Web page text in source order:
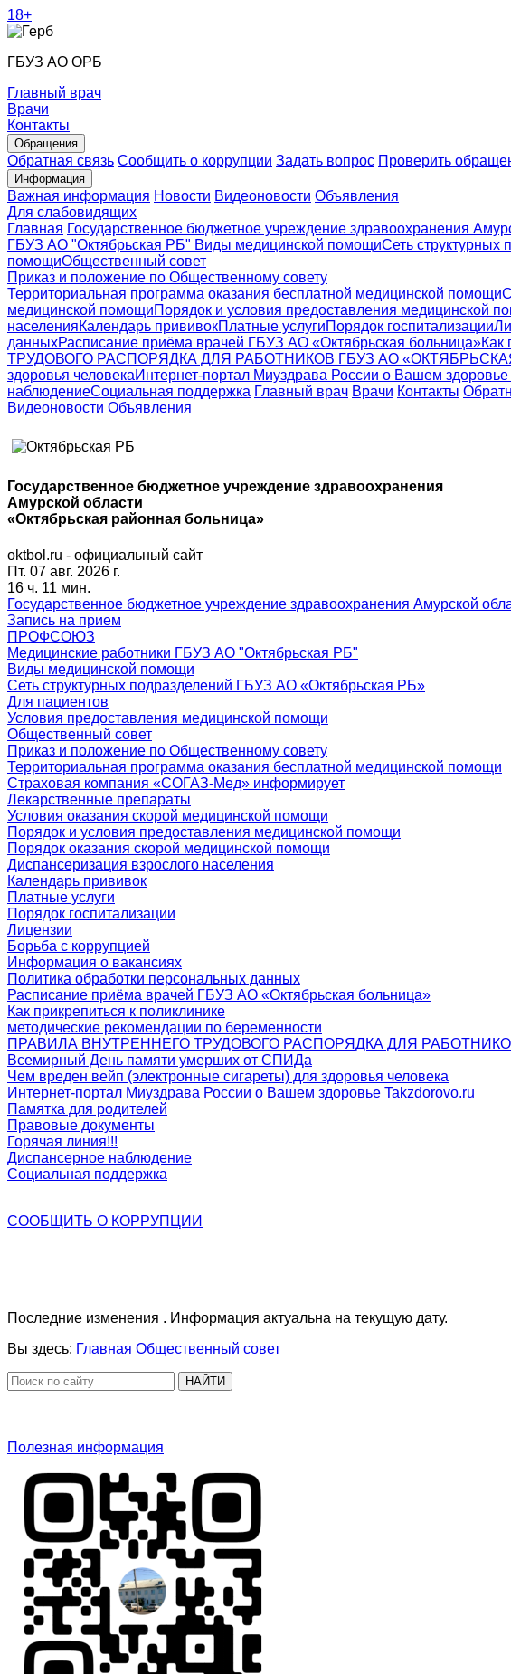
18+
ГБУЗ АО ОРБ
Главный врач
Врачи
Контакты
Обращения
Обратная связь Сообщить о коррупции Задать вопрос Проверить
Информация
Важная информация Новости Видеоновости Объявления
Для слабовидящих
Главная Государственное бюджетное учреждение здравоохранения
ГБУЗ АО "Октябрьская РБ" Виды медицинской помощиСеть
помощиОбщественный совет
Приказ и положение по Общественному совету
Территориальная программа оказания бесплатной медицинской помощи
медицинской помощиПорядок и условия предоставления медицинской
населенияКалендарь прививокПлатные услугиПорядок госпитализации
данныхРасписание приёма врачей ГБУЗ АО «Октябрьская больница»Как
ТРУДОВОГО РАСПОРЯДКА ДЛЯ РАБОТНИКОВ ГБУЗ АО
здоровья человекаИнтернет-портал Миyздрава России о Вашем здоровье
наблюдениеСоциальная поддержка Главный врач Врачи Контакты
Видеоновости Объявления
Государственное бюджетное учреждение здравоохранения
Амурской области
«Октябрьская районная больница»
oktbol.ru - официальный сайт
Пт. 07 авг. 2026 г.
16 ч. 11 мин.
Государственное бюджетное учреждение здравоохранения Амурской
Запись на прием
ПРОФСОЮЗ
Медицинские работники ГБУЗ АО "Октябрьская РБ"
Виды медицинской помощи
Сеть структурных подразделений ГБУЗ АО «Октябрьская РБ»
Для пациентов
Условия предоставления медицинской помощи
Общественный совет
Приказ и положение по Общественному совету
Территориальная программа оказания бесплатной медицинской помощи
Страховая компания «СОГАЗ-Мед» информирует
Лекарственные препараты
Условия оказания скорой медицинской помощи
Порядок и условия предоставления медицинской помощи
Порядок оказания скорой медицинской помощи
Диспансеризация взрослого населения
Календарь прививок
Платные услуги
Порядок госпитализации
Лицензии
Борьба с коррупцией
Информация о вакансиях
Политика обработки персональных данных
Расписание приёма врачей ГБУЗ АО «Октябрьская больница»
Как прикрепиться к поликлинике
методические рекомендации по беременности
ПРАВИЛА ВНУТРЕННЕГО ТРУДОВОГО РАСПОРЯДКА ДЛЯ
Всемирный День памяти умерших от СПИДа
Чем вреден вейп (электронные сигареты) для здоровья человека
Интернет-портал Миyздрава России о Вашем здоровье Takzdorovo.ru
Памятка для родителей
Правовые документы
Горячая линия!!!
Диспансерное наблюдение
Социальная поддержка
СООБЩИТЬ О КОРРУПЦИИ
Последние изменения . Информация актуальна на текущую дату.
Вы здесь: Главная Общественный совет
НАЙТИ
Полезная информация